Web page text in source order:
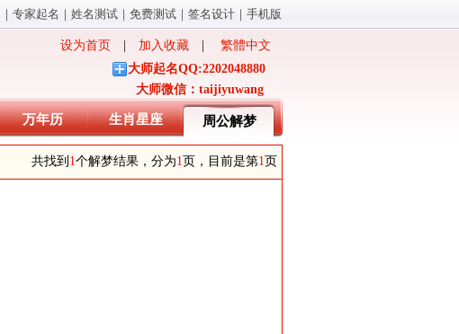
｜ 专家起名 ｜ 姓名测试 ｜ 免费测试 ｜ 签名设计 ｜ 手机版
设为首页 加入收藏
繁體中文
大师起名QQ:2202048880
大师微信：taijiyuwang
万年历 生肖星座 周公解梦
共找到 1个解梦结果，分为1页，目前是第1页